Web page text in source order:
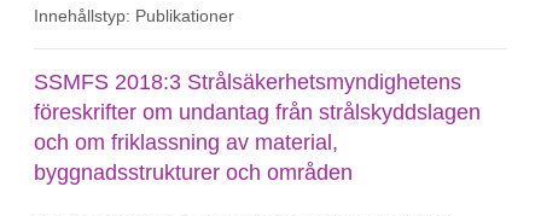
SSMFS 2022:14, SSMFS 2024:2 och SSMFS
Innehållstyp: Publikationer
SSMFS 2018:3 Strålsäkerhetsmyndighetens
föreskrifter om undantag från strålskyddslagen
och om friklassning av material,
byggnadsstrukturer och områden